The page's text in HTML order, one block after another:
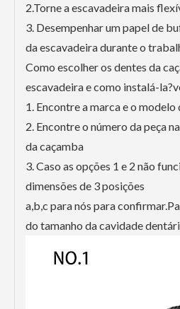
2.Torne a escavadeira mais
3. Desempenhar um papel de
da escavadeira durante o
Como escolher os dentes da
escavadeira e como instalá-
1. Encontre a marca e o modelo
2. Encontre o número da peça
da caçamba
3. Caso as opções 1 e 2 não
dimensões de 3 posições
a,b,c para nós para
do tamanho da cavidade